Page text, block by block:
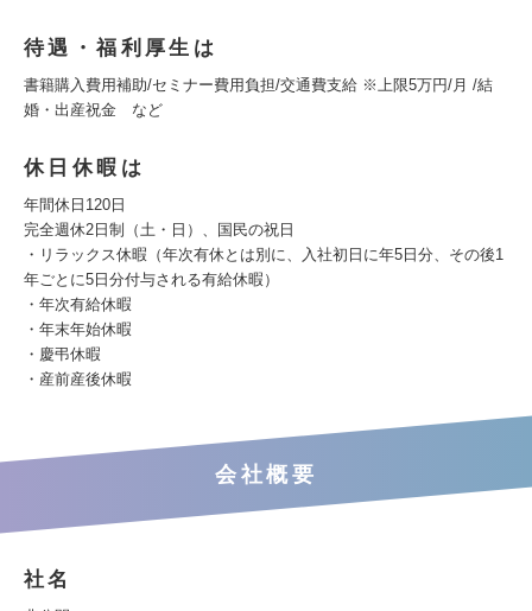
待遇・福利厚生は
書籍購入費用補助/セミナー費用負担/交通費支給 ※上限5万円/月 /結
婚・出産祝金 など
休日休暇は
年間休日120日
完全週休2日制（土・日）、国民の祝日
・リラックス休暇（年次有休とは別に、入社初日に年5日分、その後1
年ごとに5日分付与される有給休暇）
・年次有給休暇
・年末年始休暇
・慶弔休暇
・産前産後休暇
会社概要
社名